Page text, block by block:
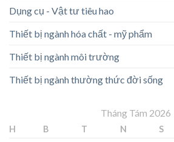
Dụng cụ - Vật tư tiêu hao
Thiết bị ngành hóa chất - mỹ phẩm
Thiết bị ngành môi trường
Thiết bị ngành thường thức đời sống
Tháng Tám 2026
H B T N S